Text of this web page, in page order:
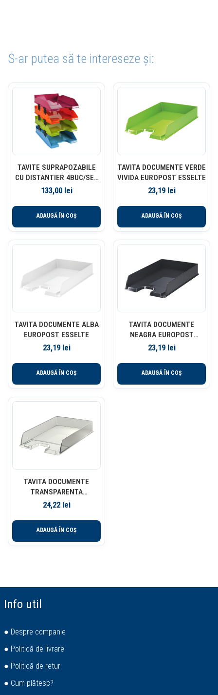
S-ar putea să te intereseze și:
TAVITE SUPRAPOZABILE
CU DISTANTIER 4BUC/SET
ASORTATE EXACOMPTA
133,00 lei
ADAUGĂ ÎN COȘ
TAVITA DOCUMENTE VERDE
VIVIDA EUROPOST ESSELTE
23,19 lei
ADAUGĂ ÎN COȘ
TAVITA DOCUMENTE ALBA
EUROPOST ESSELTE
23,19 lei
ADAUGĂ ÎN COȘ
TAVITA DOCUMENTE
NEAGRA EUROPOST
ESSELTE
23,19 lei
ADAUGĂ ÎN COȘ
TAVITA DOCUMENTE
TRANSPARENTA
EUROPOST ESSELTE
24,22 lei
ADAUGĂ ÎN COȘ
Info util
● Despre companie
● Politică de livrare
● Politică de retur
● Cum plătesc?